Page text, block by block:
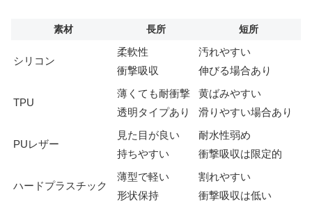
素材 長所 短所
シリコン
柔軟性
衝撃吸収
汚れやすい
伸びる場合あり
TPU
薄くても耐衝撃
透明タイプあり
黄ばみやすい
滑りやすい場合あり
PUレザー
見た目が良い
持ちやすい
耐水性弱め
衝撃吸収は限定的
ハードプラスチック
薄型で軽い
形状保持
割れやすい
衝撃吸収は低い